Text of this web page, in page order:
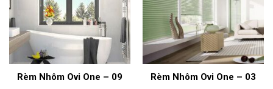
Rèm Nhôm Ovi One – 09 Rèm Nhôm Ovi One – 03